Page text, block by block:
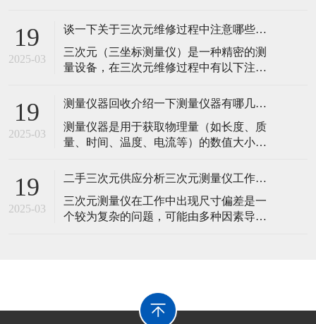
介绍一下表面粗糙测量仪主要工作原理：​
针描法：这是应用为广泛的原理。当触针
直接在工件被测表面上轻轻划过时，由于
被测表面轮廓峰谷起伏，触针将在垂直于
种移动通
19
2025-03
谈一下关于三次元维修过程中注意哪些事项？
​三次元（三坐标测量仪）是一种精密的测
量设备，在三次元维修过程中有以下注意
断电源并确保设备已完全停止运行，以避
造成伤害。同时，对设备进行锁定，防止
其他人员在不知情的情况下启动设备。穿
防护手套
19
2025-03
测量仪器回收介绍一下测量仪器有哪几种分类？
​测量仪器是用于获取物理量（如长度、质
量、时间、温度、电流等）的数值大小的
介绍一下关于它们可以按照被测量的物理
尺、千分尺、激光测距仪。卡尺能够精确
测量物体的长度、内径、外径等尺寸，精
19
2025-03
二手三次元供应分析三次元测量仪工作中出现尺寸偏差原因？
​三次元测量仪在工作中出现尺寸偏差是一
个较为复杂的问题，可能由多种因素导
果标尺本身存在误差，例如标尺的刻度不
准确或者在长期使用后出现磨损，会直接